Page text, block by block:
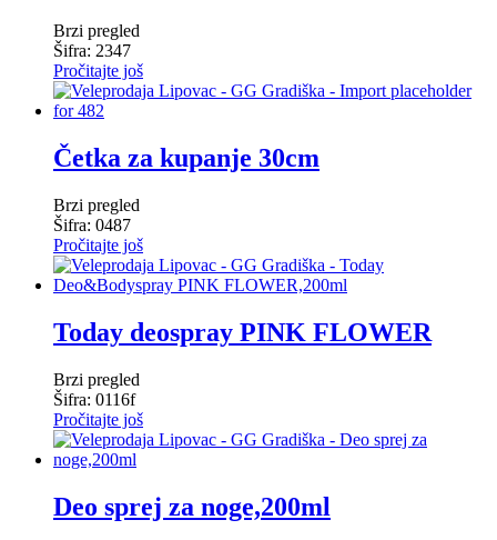
Brzi pregled
Šifra: 2347
Pročitajte još
Četka za kupanje 30cm
Brzi pregled
Šifra: 0487
Pročitajte još
Today deospray PINK FLOWER
Brzi pregled
Šifra: 0116f
Pročitajte još
Deo sprej za noge,200ml